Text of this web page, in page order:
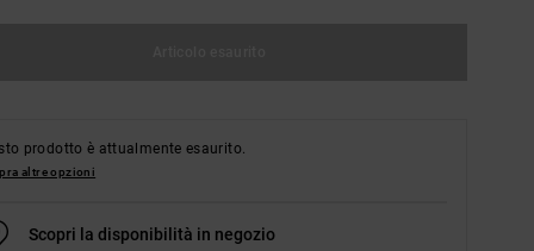
prodotto è attualmente esaurito.
altre opzioni
Scopri la disponibilità in negozio